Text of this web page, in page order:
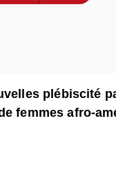
plébiscité
femmes afro-